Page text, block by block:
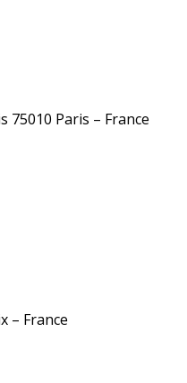
75010 Paris – France
– France